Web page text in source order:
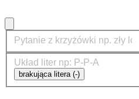
brakująca litera (-)